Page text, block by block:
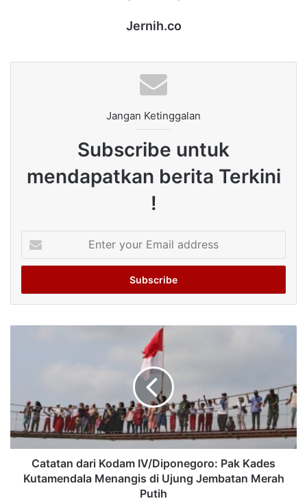
Jernih.co
Jangan Ketinggalan
Subscribe untuk
mendapatkan berita Terkini
!
your
Email
Catatan dari Kodam IV/Diponegoro: Pak Kades
Kutamendala Menangis di Ujung Jembatan Merah
Putih